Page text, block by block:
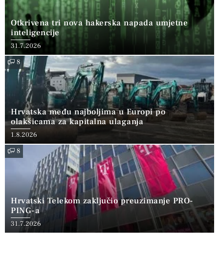
Otkrivena tri nova hakerska napada umjetne
inteligencije
31.7.2026
8
Hrvatska među najboljima u Europi po
olakšicama za kapitalna ulaganja
1.8.2026
8
Hrvatski Telekom zaključio preuzimanje PRO-
PING-a
31.7.2026